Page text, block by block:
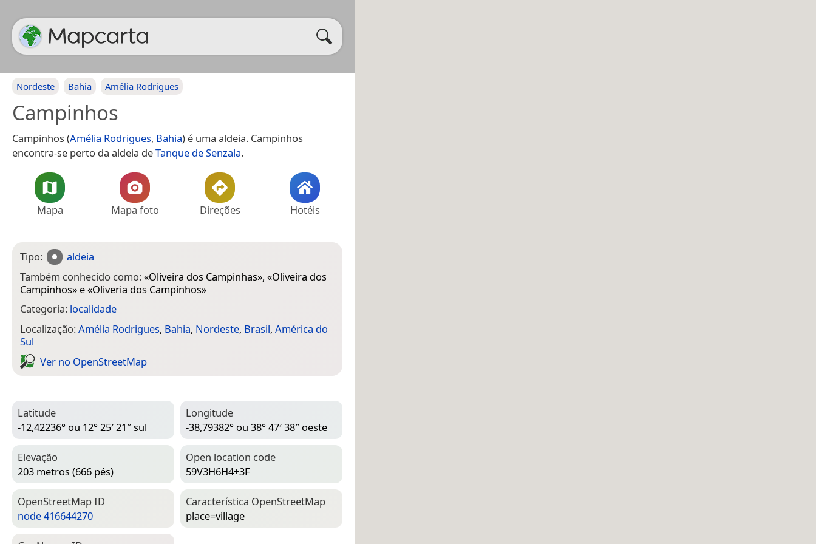
Nordeste Bahia Amélia Rodrigues
Campinhos
Campinhos (Amélia Rodrigues, Bahia) é uma aldeia. Campinhos
encontra-se perto da aldeia deTanque de Senzala.
Mapa Mapa foto Direções Hotéis
Tipo:
aldeia
Também conhecido como:«Oliveira dos Campinhas», «Oliveira dos
Campinhos» e «Oliveria dos Campinhos»
Categoria: localidade
Localização:Amélia Rodrigues, Bahia, Nordeste, Brasil, América do
Sul
Ver no Open­Street­Map
Latitude
-12,42236° ou 12° 25′ 21″ sul
Longitude
-38,79382° ou 38° 47′ 38″ oeste
Elevação
203 metros (666 pés)
Open location code
59V3H6H4+3F
Open­Street­Map ID
node 416644270
Característica Open­Street­Map
place=­village